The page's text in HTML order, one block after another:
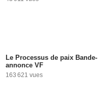
Le Processus de paix Bande-
annonce VF
163 621 vues